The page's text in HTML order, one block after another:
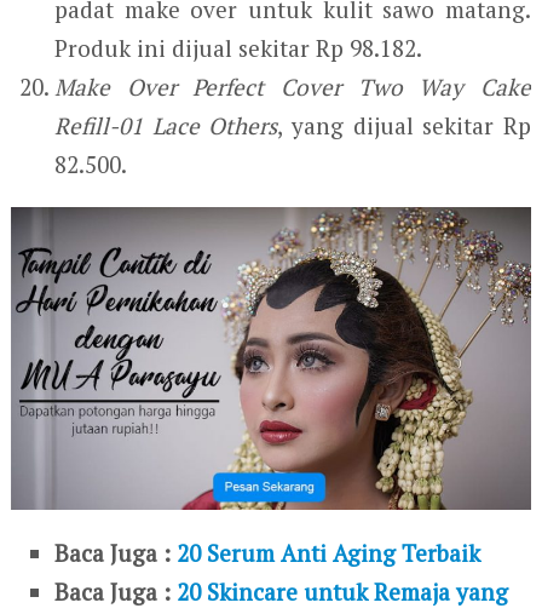
padat make over untuk kulit sawo matang.
Produk ini dijual sekitar Rp 98.182.
Make Over Perfect Cover Two Way Cake
Refill-01 Lace Others, yang dijual sekitar Rp
82.500.
Baca Juga : 20 Serum Anti Aging Terbaik
Baca Juga : 20 Skincare untuk Remaja yang